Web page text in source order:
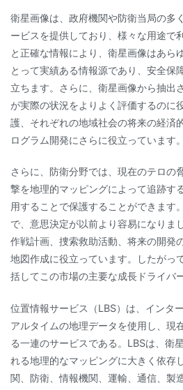
衛星画像は、政府機関や防衛当局の多
ービスを提供しており、様々な用途で
と正確な情報により、衛星画像はあら
とって実績ある情報源であり、安全保
立ちます。さらに、衛星画像から抽出
が実際の状況をよりよく評価するのに
護、それぞれの地域社会の将来の経済
ログラム開発にさらに役立っています。
さらに、防衛分野では、現在のテロの
撃を地理的マッピングによって追跡す
用することで保護することができます
で、意思決定が以前より容易になりま
作戦計画、捜索救助活動、将来の開発
地図作成に役立っています。したがっ
括してこの市場の主要な成長ドライバ
位置情報サービス（LBS）は、インタ
アルタイムの地理データを使用し、現
る一連のサービスである。LBSは、衛
れる地理的なマッピングに大きく依存
関、防衛、情報機関、運輸、通信、製